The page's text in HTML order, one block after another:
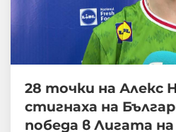
28 точки на Алекс
стигнаха на
победа в Лигата